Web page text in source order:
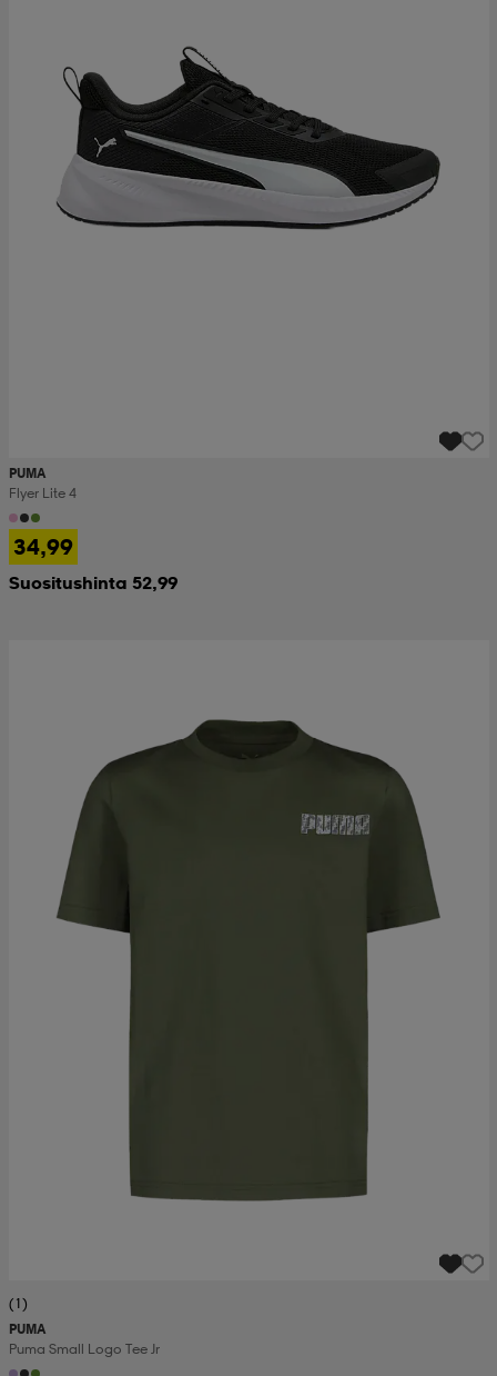
PUMA
Flyer Lite 4
34,99
Suositushinta 52,99
(1)
PUMA
Puma Small Logo Tee Jr